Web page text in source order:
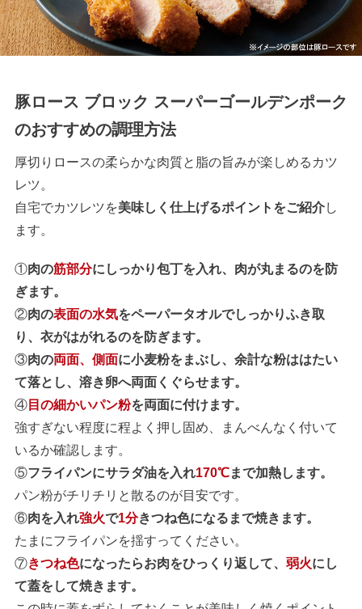
豚ロース ブロック スーパーゴールデンポーク
のおすすめの調理方法
厚切りロースの柔らかな肉質と脂の旨みが楽しめるカツ
レツ。
自宅でカツレツを美味しく仕上げるポイントをご紹介し
ます。
①肉の筋部分にしっかり包丁を入れ、肉が丸まるのを防
ぎます。
②肉の表面の水気をペーパータオルでしっかりふき取
り、衣がはがれるのを防ぎます。
③肉の両面、側面に小麦粉をまぶし、余計な粉ははたい
て落とし、溶き卵へ両面くぐらせます。
④目の細かいパン粉を両面に付けます。
強すぎない程度に程よく押し固め、まんべんなく付いて
いるか確認します。
⑤フライパンにサラダ油を入れ170℃まで加熱します。
パン粉がチリチリと散るのが目安です。
⑥肉を入れ強火で1分きつね色になるまで焼きます。
たまにフライパンを揺すってください。
⑦きつね色になったらお肉をひっくり返して、 弱火にし
て蓋をして焼きます。